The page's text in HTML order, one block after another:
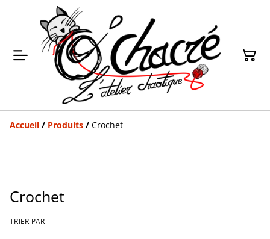
Accueil / Produits / Crochet
Crochet
TRIER PAR